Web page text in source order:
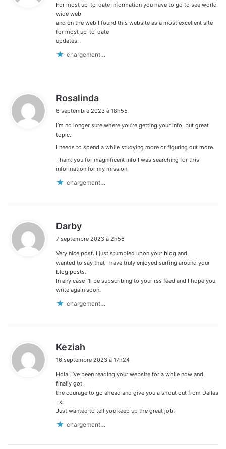
:
For most up-to-date information you have to go to see world
wide web
and on the web I found this website as a most excellent site
for most up-to-date
updates.
chargement…
Rosalinda
t
6 septembre 2023 à 18h55
I’m no longer sure where you’re getting your info, but great
topic.
I needs to spend a while studying more or figuring out more.
Thank you for magnificent info I was searching for this
information for my mission.
chargement…
Darby
t
7 septembre 2023 à 2h56
Very nice post. I just stumbled upon your blog and
wanted to say that I have truly enjoyed surfing around your
blog posts.
In any case I’ll be subscribing to your rss feed and I hope you
write again soon!
chargement…
Keziah
t
16 septembre 2023 à 17h24
Hola! I’ve been reading your website for a while now and
finally got
the courage to go ahead and give you a shout out from Dallas
Tx!
Just wanted to tell you keep up the great job!
chargement…